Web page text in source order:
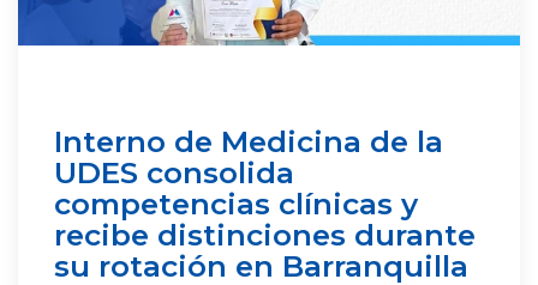
Interno de Medicina de la
UDES consolida
competencias clínicas y
recibe distinciones durante
su rotación en Barranquilla